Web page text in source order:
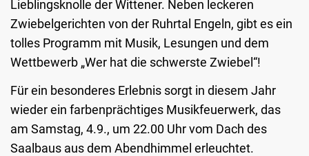
Lieblingsknolle der Wittener. Neben leckeren
Zwiebelgerichten von der Ruhrtal Engeln, gibt es ein
tolles Programm mit Musik, Lesungen und dem
Wettbewerb „Wer hat die schwerste Zwiebel“!
Für ein besonderes Erlebnis sorgt in diesem Jahr
wieder ein farbenprächtiges Musikfeuerwerk, das
am Samstag, 4.9., um 22.00 Uhr vom Dach des
Saalbaus aus dem Abendhimmel erleuchtet.